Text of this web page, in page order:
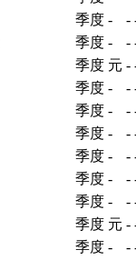
季度 - -
季度 - -
季度 元 -
季度 - -
季度 - -
季度 - -
季度 - -
季度 - -
季度 - -
季度 元 -
季度 - -